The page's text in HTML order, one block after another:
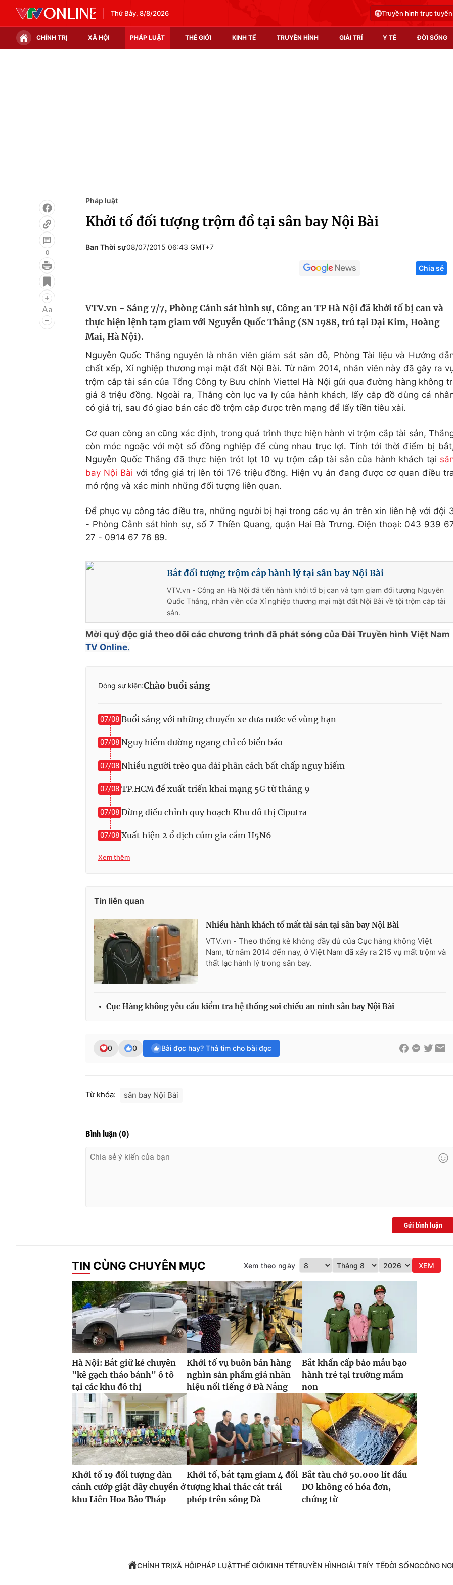
Thứ Bảy, 8/8/2026 Truyền hình trực tuyến
CHÍNH TRỊ XÃ HỘI PHÁP LUẬT THẾ GIỚI KINH TẾ TRUYỀN HÌNH GIẢI TRÍ Y TẾ ĐỜI SỐNG
Điện ảnh
Âm nhạc
Làm đẹp
Học trực tuyến
Công nghệ
Sản phẩm
Tư vấn
0
Pháp luật
Khởi tố đối tượng trộm đồ tại sân bay Nội Bài
Ban Thời sự08/07/2015 06:43 GMT+7
Chia sẻ
VTV.vn - Sáng 7/7, Phòng Cảnh sát hình sự, Công an TP Hà Nội đã khởi tố bị can và
thực hiện lệnh tạm giam với Nguyễn Quốc Thắng (SN 1988, trú tại Đại Kim, Hoàng
Mai, Hà Nội).
Nguyễn Quốc Thắng nguyên là nhân viên giám sát sân đỗ, Phòng Tài liệu và Hướng
chất xếp, Xí nghiệp thương mại mặt đất Nội Bài. Từ năm 2014, nhân viên này đã gây ra
trộm cắp tài sản của Tổng Công ty Bưu chính Viettel Hà Nội gửi qua đường hàng không
giá 8 triệu đồng. Ngoài ra, Thắng còn lục va ly của hành khách, lấy cắp đồ dùng cá
có giá trị, sau đó giao bán các đồ trộm cắp được trên mạng để lấy tiền tiêu xài.
Cơ quan công an cũng xác định, trong quá trình thực hiện hành vi trộm cắp tài sản,
còn móc ngoặc với một số đồng nghiệp để cùng nhau trục lợi. Tính tới thời điểm bị
Nguyễn Quốc Thắng đã thực hiện trót lọt 10 vụ trộm cắp tài sản của hành khách tại
bay Nội Bài với tổng giá trị lên tới 176 triệu đồng. Hiện vụ án đang được cơ quan điều
mở rộng và xác minh những đối tượng liên quan.
Để phục vụ công tác điều tra, những người bị hại trong các vụ án trên xin liên hệ với đội
- Phòng Cảnh sát hình sự, số 7 Thiền Quang, quận Hai Bà Trưng. Điện thoại: 043 939
27 - 0914 67 76 89.
Bắt đối tượng trộm cắp hành lý tại sân bay Nội Bài
VTV.vn - Công an Hà Nội đã tiến hành khởi tố bị can và tạm giam đối tượng Nguyễn
Quốc Thắng, nhân viên của Xí nghiệp thương mại mặt đất Nội Bài về tội trộm cắp tài
sản.
Mời quý độc giả theo dõi các chương trình đã phát sóng của Đài Truyền hình Việt Nam
TV Online.
Dòng sự kiện:Chào buổi sáng
07/08 Buổi sáng với những chuyến xe đưa nước về vùng hạn
07/08 Nguy hiểm đường ngang chỉ có biển báo
07/08 Nhiều người trèo qua dải phân cách bất chấp nguy hiểm
07/08 TP.HCM đề xuất triển khai mạng 5G từ tháng 9
07/08 Dừng điều chỉnh quy hoạch Khu đô thị Ciputra
07/08 Xuất hiện 2 ổ dịch cúm gia cầm H5N6
Xem thêm
Tin liên quan
Nhiều hành khách tố mất tài sản tại sân bay Nội Bài
VTV.vn - Theo thống kê không đầy đủ của Cục hàng không Việt
Nam, từ năm 2014 đến nay, ở Việt Nam đã xảy ra 215 vụ mất trộm và
thất lạc hành lý trong sân bay.
Cục Hàng không yêu cầu kiểm tra hệ thống soi chiếu an ninh sân bay Nội Bài
0 0 Bài đọc hay? Thả tim cho bài đọc
Từ khóa: sân bay Nội Bài
Bình luận (0)
Gửi bình luận
TIN CÙNG CHUYÊN MỤC Xem theo ngày XEM
Hà Nội: Bắt giữ kẻ chuyên
"kê gạch tháo bánh" ô tô
tại các khu đô thị
Khởi tố vụ buôn bán hàng
nghìn sản phẩm giả nhãn
hiệu nổi tiếng ở Đà Nẵng
Bắt khẩn cấp bảo mẫu bạo
hành trẻ tại trường mầm
non
Khởi tố 19 đối tượng dàn
cảnh cướp giật dây chuyền ở
khu Liên Hoa Bảo Tháp
Khởi tố, bắt tạm giam 4 đối
tượng khai thác cát trái
phép trên sông Đà
Bắt tàu chở 50.000 lít dầu
DO không có hóa đơn,
chứng từ
CHÍNH TRỊXÃ HỘIPHÁP LUẬTTHẾ GIỚIKINH TẾTRUYỀN HÌNHGIẢI TRÍY TẾĐỜI SỐNGCÔNG